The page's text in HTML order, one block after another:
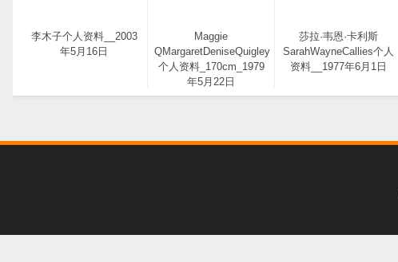
李木子个人资料__2003
年5月16日
Maggie
QMargaretDeniseQuigley
个人资料_170cm_1979
年5月22日
莎拉·韦恩·卡利斯
SarahWayneCallies个人
资料__1977年6月1日